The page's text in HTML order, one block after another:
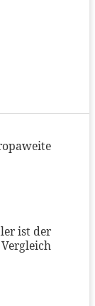
ist der